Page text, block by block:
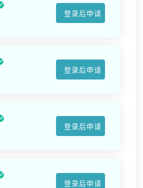
登录后申请
登录后申请
登录后申请
登录后申请